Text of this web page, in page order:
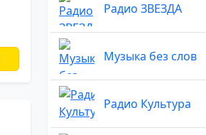
Радио ЗВЕЗДА
Музыка без слов
Радио Культура